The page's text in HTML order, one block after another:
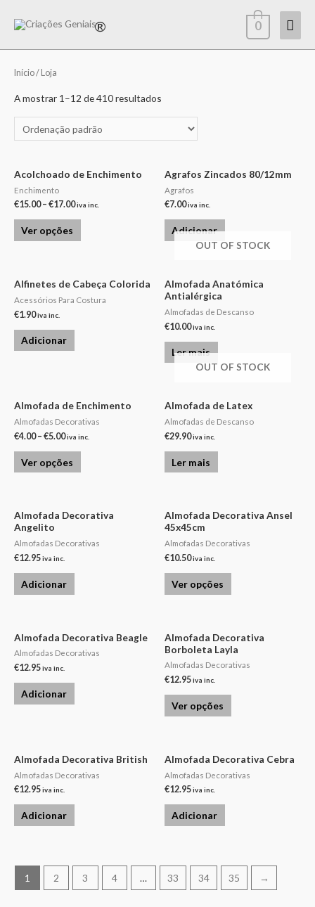
0
Início/ Loja
A mostrar 1–12 de 410 resultados
Acolchoado de Enchimento
Enchimento
€15.00– €17.00iva inc.
Ver opções
Agrafos Zincados 80/12mm
Agrafos
€7.00iva inc.
Adicionar
Alfinetes de Cabeça Colorida
Acessórios Para Costura
€1.90iva inc.
Adicionar
OUT OF STOCK
Almofada Anatómica
Antialérgica
Almofadas de Descanso
€10.00iva inc.
Ler mais
Almofada de Enchimento
Almofadas Decorativas
€4.00– €5.00iva inc.
Ver opções
OUT OF STOCK
Almofada de Latex
Almofadas de Descanso
€29.90iva inc.
Ler mais
Almofada Decorativa
Angelito
Almofadas Decorativas
€12.95iva inc.
Adicionar
Almofada Decorativa Ansel
45x45cm
Almofadas Decorativas
€10.50iva inc.
Ver opções
Almofada Decorativa Beagle
Almofadas Decorativas
€12.95iva inc.
Adicionar
Almofada Decorativa
Borboleta Layla
Almofadas Decorativas
€12.95iva inc.
Ver opções
Almofada Decorativa British
Almofadas Decorativas
€12.95iva inc.
Adicionar
Almofada Decorativa Cebra
Almofadas Decorativas
€12.95iva inc.
Adicionar
1 2 3 4 … 33 34 35 →